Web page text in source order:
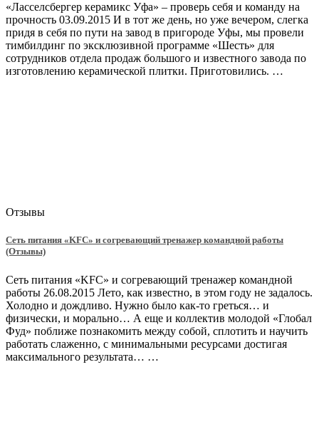
«Ласселсбергер керамикс Уфа» – проверь себя и команду на
прочность 03.09.2015 И в тот же день, но уже вечером, слегка
придя в себя по пути на завод в пригороде Уфы, мы провели
тимбилдинг по эксклюзивной программе «Шесть» для
сотрудников отдела продаж большого и известного завода по
изготовлению керамической плитки. Приготовились. …
Отзывы
Сеть питания «KFC» и согревающий тренажер командной работы
(Отзывы)
Сеть питания «KFC» и согревающий тренажер командной
работы 26.08.2015 Лето, как известно, в этом году не задалось.
Холодно и дождливо. Нужно было как-то греться… и
физически, и морально… А еще и коллектив молодой «Глобал
Фуд» поближе познакомить между собой, сплотить и научить
работать слаженно, с минимальными ресурсами достигая
максимального результата… …